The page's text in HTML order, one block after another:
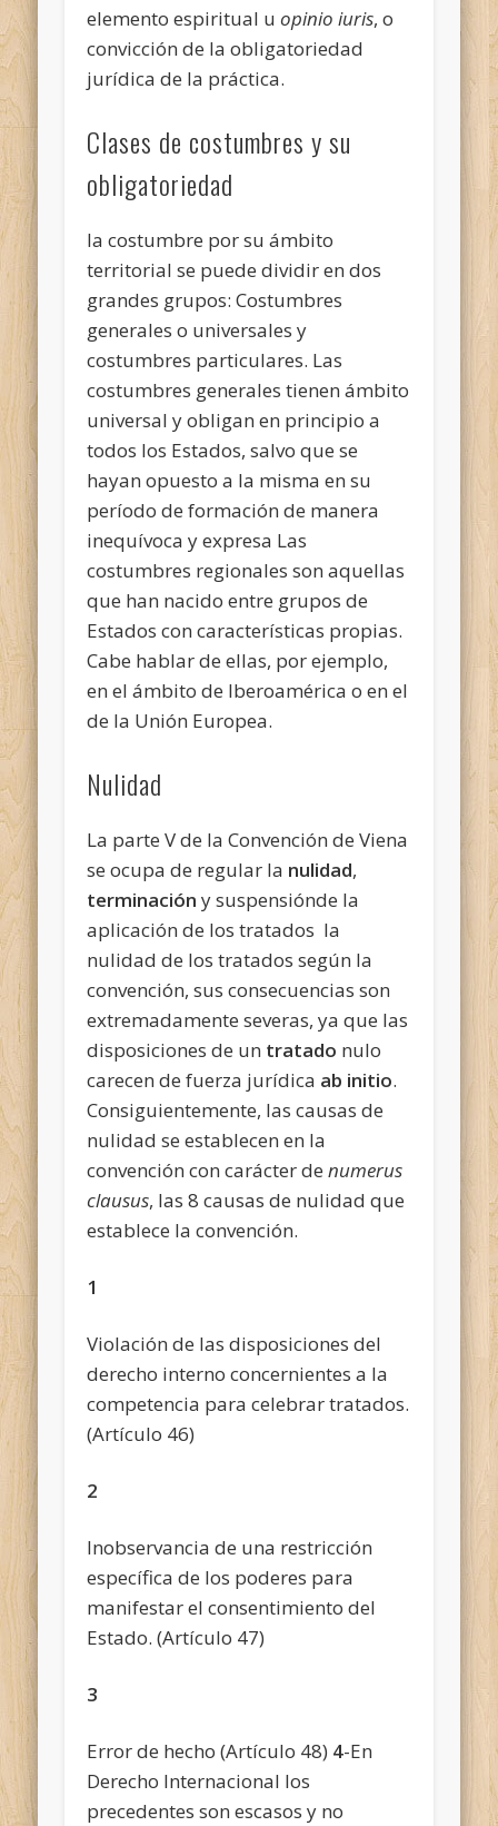
elemento espiritual uopinio iuris, o
convicción de la obligatoriedad
jurídica de la práctica.
Clases de costumbres y su
obligatoriedad
la costumbre por su ámbito
territorial se puede dividir en dos
grandes grupos: Costumbres
generales o universales y
costumbres particulares. Las
costumbres generales tienen ámbito
universal y obligan en principio a
todos los Estados, salvo que se
hayan opuesto a la misma en su
período de formación de manera
inequívoca y expresa Las
costumbres regionales son aquellas
que han nacido entre grupos de
Estados con características propias.
Cabe hablar de ellas, por ejemplo,
en el ámbito de Iberoamérica o en el
de la Unión Europea.
Nulidad
La parte V de la Convención de Viena
se ocupa de regular la nulidad,
terminación y suspensiónde la
aplicación de los tratados la
nulidad de los tratados según la
convención, sus consecuencias son
extremadamente severas, ya que las
disposiciones de un tratado nulo
carecen de fuerza jurídica ab initio.
Consiguientemente, las causas de
nulidad se establecen en la
convención con carácter denumerus
clausus, las 8 causas de nulidad que
establece la convención.
1
Violación de las disposiciones del
derecho interno concernientes a la
competencia para celebrar tratados.
(Artículo 46)
2
Inobservancia de una restricción
específica de los poderes para
manifestar el consentimiento del
Estado. (Artículo 47)
3
Error de hecho (Artículo 48) 4-En
Derecho Internacional los
precedentes son escasos y no